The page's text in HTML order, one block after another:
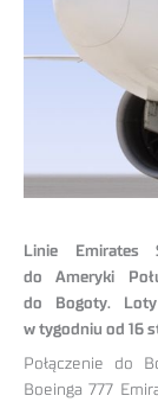
Linie Emirates
do Ameryki
do Bogoty.
w tygodniu od 16
Połączenie do
Boeinga 777